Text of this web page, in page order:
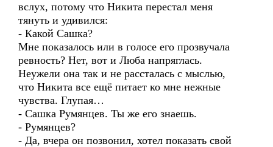
вслух, потому что Никита перестал меня
тянуть и удивился:
- Какой Сашка?
Мне показалось или в голосе его прозвучала
ревность? Нет, вот и Люба напряглась.
Неужели она так и не рассталась с мыслью,
что Никита все ещё питает ко мне нежные
чувства. Глупая…
- Сашка Румянцев. Ты же его знаешь.
- Румянцев?
- Да, вчера он позвонил, хотел показать свой